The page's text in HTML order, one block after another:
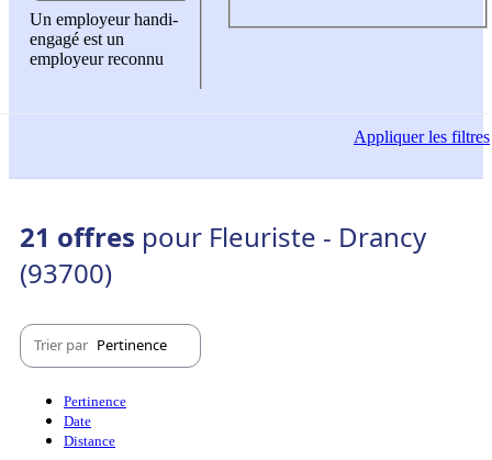
Un employeur handi-
engagé est un
employeur reconnu
Appliquerles filtres
21 offres pour Fleuriste - Drancy
(93700)
Trier par Pertinence
Pertinence
Date
Distance